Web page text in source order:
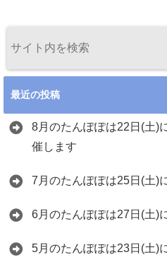
最近の投稿
8月のたんぽぽは22日(土)
催します
7月のたんぽぽは25日(土)
6月のたんぽぽは27日(土)
5月のたんぽぽは23日(土)